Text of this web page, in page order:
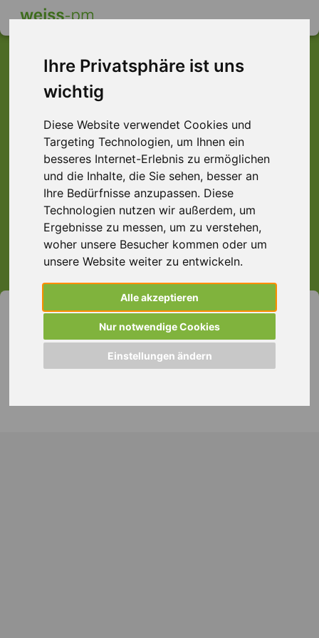
Ihre Privatsphäre ist uns
wichtig
Diese Website verwendet Cookies und
Targeting Technologien, um Ihnen ein
besseres Internet-Erlebnis zu ermöglichen
und die Inhalte, die Sie sehen, besser an
Ihre Bedürfnisse anzupassen. Diese
Technologien nutzen wir außerdem, um
Ergebnisse zu messen, um zu verstehen,
woher unsere Besucher kommen oder um
unsere Website weiter zu entwickeln.
Alle akzeptieren
Nur notwendige Cookies
Einstellungen ändern
Dieser Job ist leider
nicht mehr verfügbar ...
... aber vielleicht ist hier etwas dabei:
> Alle Jobs anzeigen.